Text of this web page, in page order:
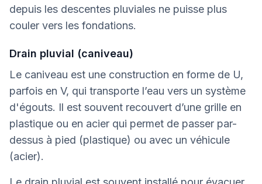
depuis les descentes pluviales ne puisse plus
couler vers les fondations.
Drain pluvial (caniveau)
Le caniveau est une construction en forme de U,
parfois en V, qui transporte l’eau vers un système
d'égouts. Il est souvent recouvert d’une grille en
plastique ou en acier qui permet de passer par-
dessus à pied (plastique) ou avec un véhicule
(acier).